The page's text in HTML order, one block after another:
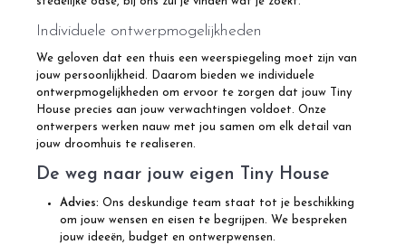
Individuele ontwerpmogelijkheden
We geloven dat een thuis een weerspiegeling moet zijn van
jouw persoonlijkheid. Daarom bieden we individuele
ontwerpmogelijkheden om ervoor te zorgen dat jouw Tiny
House precies aan jouw verwachtingen voldoet. Onze
ontwerpers werken nauw met jou samen om elk detail van
jouw droomhuis te realiseren.
De weg naar jouw eigen Tiny House
Advies: Ons deskundige team staat tot je beschikking
om jouw wensen en eisen te begrijpen. We bespreken
jouw ideeën, budget en ontwerpwensen.